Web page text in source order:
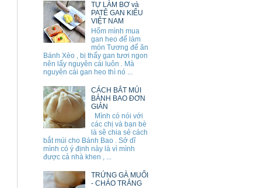
TỰ LÀM BƠ và
PATÊ GAN KIỂU
VIỆT NAM
Hổm mình mua
gan heo để làm
món Tương để ăn
Bánh Xèo , bị thấy gan tươi ngon
nên lấy nguyên cái luôn . Mà
nguyên cái gan heo thì nó ...
CÁCH BẮT MÚI
BÁNH BAO ĐƠN
GIẢN
Mình có nói với
các chị và bạn bè
là sẽ chia sẻ cách
bắt múi cho Bánh Bao . Sở dĩ
mình có ý định này là vì mình
được cả nhà khen , ...
TRỨNG GÀ MUỐI
- CHÁO TRẮNG